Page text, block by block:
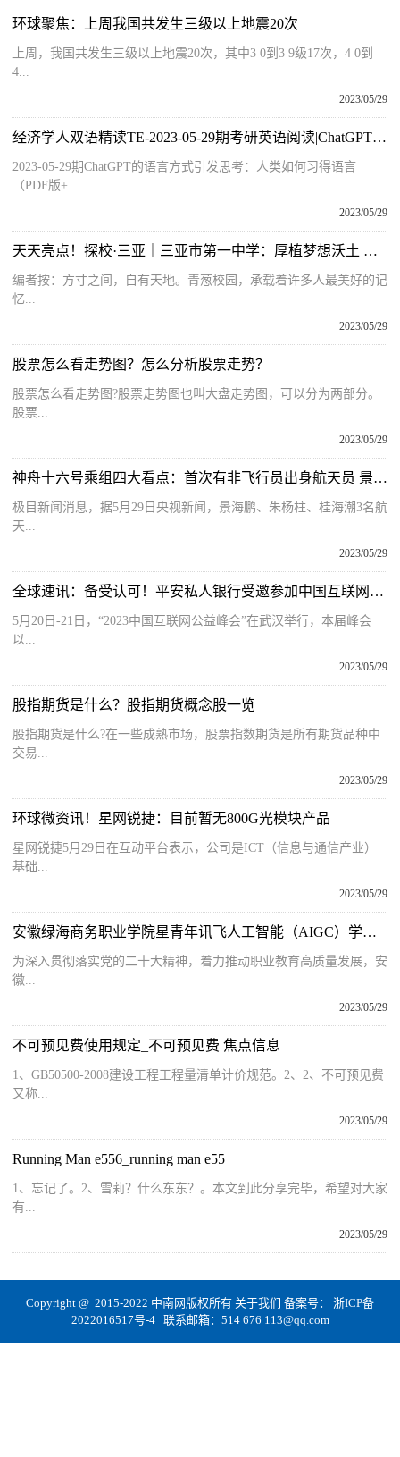
环球聚焦：上周我国共发生三级以上地震20次
上周，我国共发生三级以上地震20次，其中3 0到3 9级17次，4 0到
4...
2023/05/29
经济学人双语精读TE-2023-05-29期考研英语阅读|ChatGPT的语言方式引发思考：人类如何习得语言
2023-05-29期ChatGPT的语言方式引发思考：人类如何习得语言
（PDF版+...
2023/05/29
天天亮点！探校·三亚｜三亚市第一中学：厚植梦想沃土 让学生在青春赛道上奋力奔跑
编者按：方寸之间，自有天地。青葱校园，承载着许多人最美好的记
忆...
2023/05/29
股票怎么看走势图？怎么分析股票走势？
股票怎么看走势图?股票走势图也叫大盘走势图，可以分为两部分。
股票...
2023/05/29
神舟十六号乘组四大看点：首次有非飞行员出身航天员 景海鹏第4次飞天
极目新闻消息，据5月29日央视新闻，景海鹏、朱杨柱、桂海潮3名航
天...
2023/05/29
全球速讯：备受认可！平安私人银行受邀参加中国互联网公益峰会，摘得创新案例
5月20日-21日，“2023中国互联网公益峰会”在武汉举行，本届峰会
以...
2023/05/29
股指期货是什么？股指期货概念股一览
股指期货是什么?在一些成熟市场，股票指数期货是所有期货品种中
交易...
2023/05/29
环球微资讯！星网锐捷：目前暂无800G光模块产品
星网锐捷5月29日在互动平台表示，公司是ICT（信息与通信产业）
基础...
2023/05/29
安徽绿海商务职业学院星青年讯飞人工智能（AIGC）学院正式成立
为深入贯彻落实党的二十大精神，着力推动职业教育高质量发展，安
徽...
2023/05/29
不可预见费使用规定_不可预见费 焦点信息
1、GB50500-2008建设工程工程量清单计价规范。2、2、不可预见费
又称...
2023/05/29
Running Man e556_running man e55
1、忘记了。2、雪莉？什么东东？。本文到此分享完毕，希望对大家
有...
2023/05/29
Copyright @ 2015-2022 中南网版权所有 关于我们 备案号： 浙ICP备
2022016517号-4联系邮箱：514 676 113@qq.com